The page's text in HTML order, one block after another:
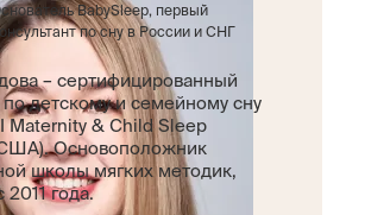
BabySleep, первый
по сну в России и СНГ
– сертифицированный
по детскому и семейному сну
Maternity & Child Sleep
Основоположник
школы мягких методик,
2011 года.